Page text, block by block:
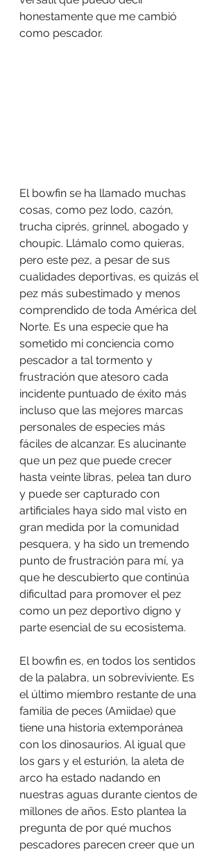
honestamente que me cambió
como pescador.
El bowfin se ha llamado muchas
cosas, como pez lodo, cazón,
trucha ciprés, grinnel, abogado y
choupic. Llámalo como quieras,
pero este pez, a pesar de sus
cualidades deportivas, es quizás el
pez más subestimado y menos
comprendido de toda América del
Norte. Es una especie que ha
sometido mi conciencia como
pescador a tal tormento y
frustración que atesoro cada
incidente puntuado de éxito más
incluso que las mejores marcas
personales de especies más
fáciles de alcanzar. Es alucinante
que un pez que puede crecer
hasta veinte libras, pelea tan duro
y puede ser capturado con
artificiales haya sido mal visto en
gran medida por la comunidad
pesquera, y ha sido un tremendo
punto de frustración para mí, ya
que he descubierto que continúa
dificultad para promover el pez
como un pez deportivo digno y
parte esencial de su ecosistema.
El bowfin es, en todos los sentidos
de la palabra, un sobreviviente. Es
el último miembro restante de una
familia de peces (Amiidae) que
tiene una historia extemporánea
con los dinosaurios. Al igual que
los gars y el esturión, la aleta de
arco ha estado nadando en
nuestras aguas durante cientos de
millones de años. Esto plantea la
pregunta de por qué muchos
pescadores parecen creer que un